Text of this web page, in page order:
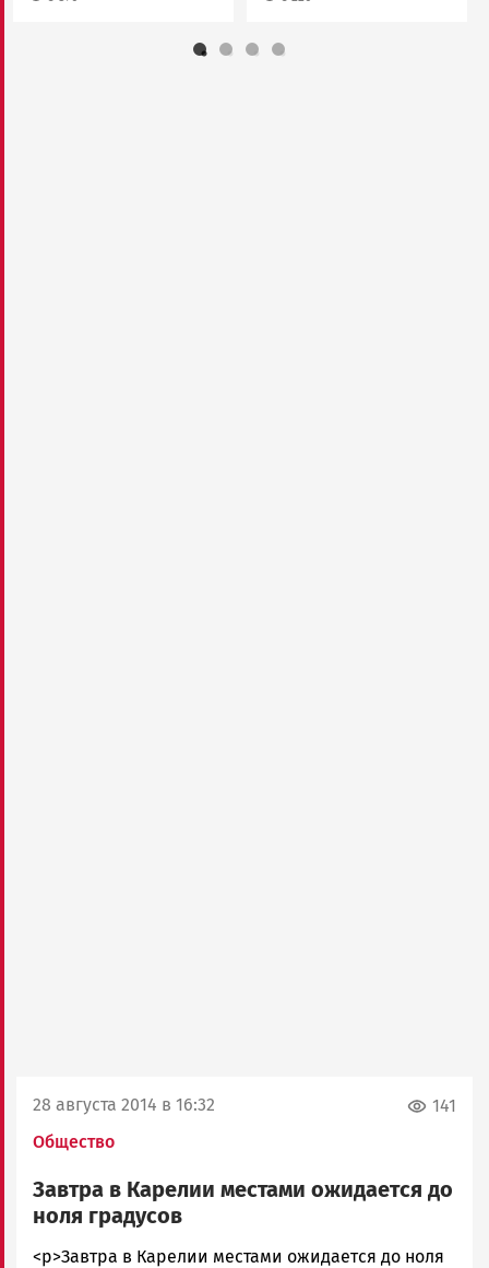
28 августа 2014 в 16:32
Общество
141
Завтра в Карелии местами ожидается до
ноля градусов
admintimur
<p>Завтра в Карелии местами ожидается до ноля